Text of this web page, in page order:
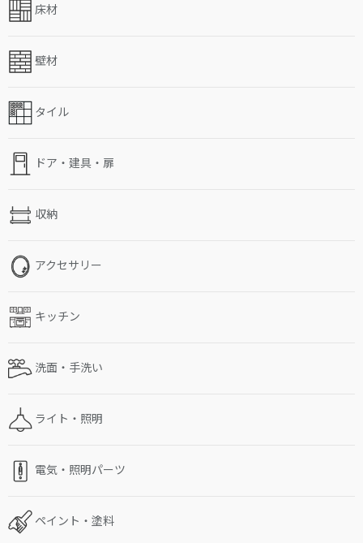
床材
壁材
タイル
ドア・建具・扉
収納
アクセサリー
キッチン
洗面・手洗い
ライト・照明
電気・照明パーツ
ペイント・塗料